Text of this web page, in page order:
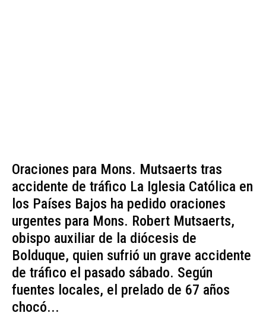
Oraciones para Mons. Mutsaerts tras
accidente de tráfico La Iglesia Católica en
los Países Bajos ha pedido oraciones
urgentes para Mons. Robert Mutsaerts,
obispo auxiliar de la diócesis de
Bolduque, quien sufrió un grave accidente
de tráfico el pasado sábado. Según
fuentes locales, el prelado de 67 años
chocó...